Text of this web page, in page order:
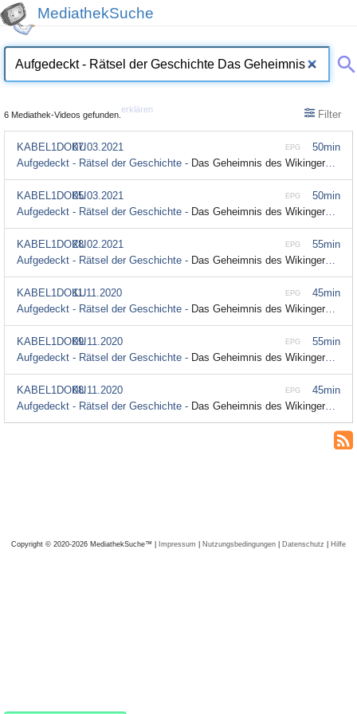
MediathekSuche
6 Mediathek-Videos gefunden.
erklären Filter
50min
EPG
KABEL1DOKU07.03.2021
Aufgedeckt - Rätsel der Geschichte - Das Geheimnis des Wikingergrabs; Season 5 Episode 2
50min
EPG
KABEL1DOKU05.03.2021
Aufgedeckt - Rätsel der Geschichte - Das Geheimnis des Wikingergrabs; Season 5 Episode 2
55min
EPG
KABEL1DOKU28.02.2021
Aufgedeckt - Rätsel der Geschichte - Das Geheimnis des Wikingergrabs; Season 5 Episode 2
45min
EPG
KABEL1DOKU11.11.2020
Aufgedeckt - Rätsel der Geschichte - Das Geheimnis des Wikingergrabs; Season 5 Episode 2
55min
EPG
KABEL1DOKU09.11.2020
Aufgedeckt - Rätsel der Geschichte - Das Geheimnis des Wikingergrabs; Season 5 Episode 2
45min
EPG
KABEL1DOKU08.11.2020
Aufgedeckt - Rätsel der Geschichte - Das Geheimnis des Wikingergrabs; Season 5 Episode 2
Copyright © 2020-2026 MediathekSuche™ | Impressum | Nutzungsbedingungen | Datenschutz | Hilfe